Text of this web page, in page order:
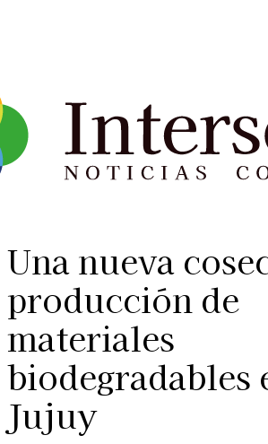
Una nueva
producción de
materiales
biodegradables
Jujuy